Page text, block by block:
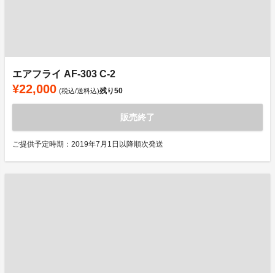
エアフライ AF-303 C-2
¥22,000 (税込/送料込)残り50
販売終了
ご提供予定時期：2019年7月1日以降順次発送